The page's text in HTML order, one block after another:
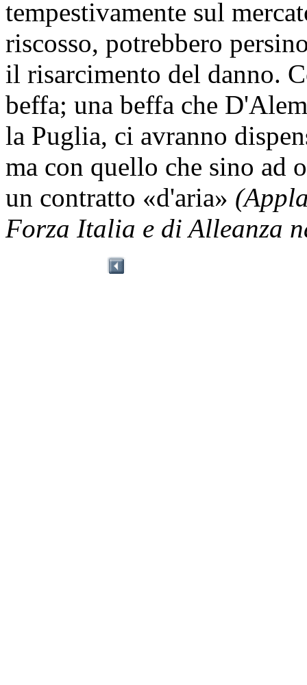
tempestivamente sul
riscosso, potrebbero
il risarcimento del danno.
beffa; una beffa che
la Puglia, ci avranno
ma con quello che sino ad
un contratto «d'aria»
Forza Italia e di Alleanza